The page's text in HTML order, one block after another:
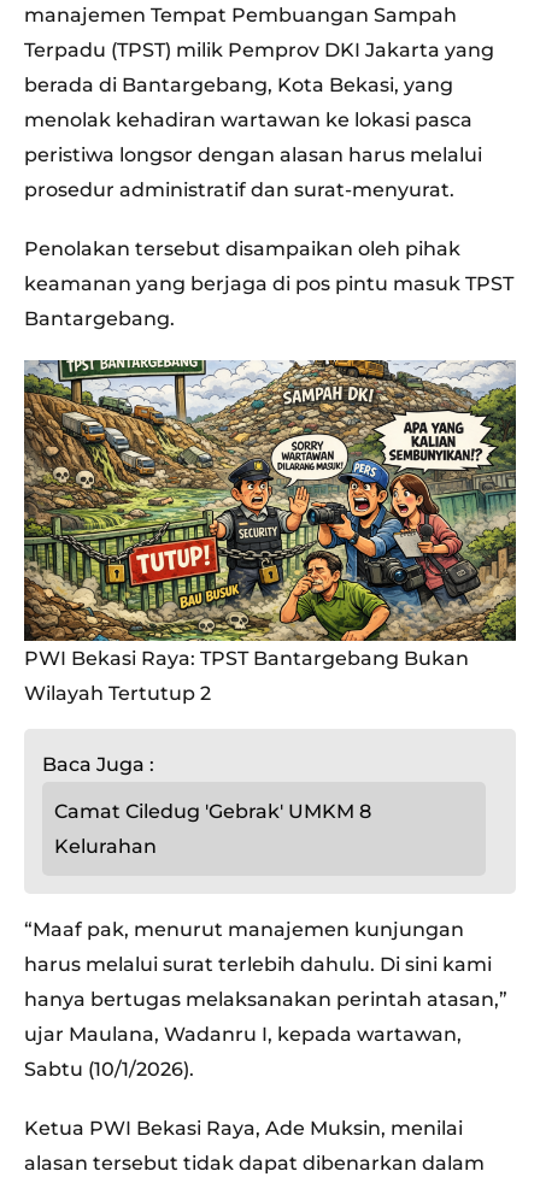
manajemen Tempat Pembuangan Sampah
Terpadu (TPST) milik Pemprov DKI Jakarta yang
berada di Bantargebang, Kota Bekasi, yang
menolak kehadiran wartawan ke lokasi pasca
peristiwa longsor dengan alasan harus melalui
prosedur administratif dan surat-menyurat.
Penolakan tersebut disampaikan oleh pihak
keamanan yang berjaga di pos pintu masuk TPST
Bantargebang.
PWI Bekasi Raya: TPST Bantargebang Bukan
Wilayah Tertutup 2
Baca Juga :
Camat Ciledug 'Gebrak' UMKM 8
Kelurahan
“Maaf pak, menurut manajemen kunjungan
harus melalui surat terlebih dahulu. Di sini kami
hanya bertugas melaksanakan perintah atasan,”
ujar Maulana, Wadanru I, kepada wartawan,
Sabtu (10/1/2026).
Ketua PWI Bekasi Raya, Ade Muksin, menilai
alasan tersebut tidak dapat dibenarkan dalam